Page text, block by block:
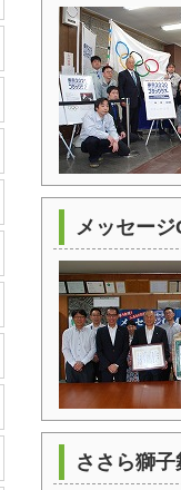
メッセージ
ささら獅子